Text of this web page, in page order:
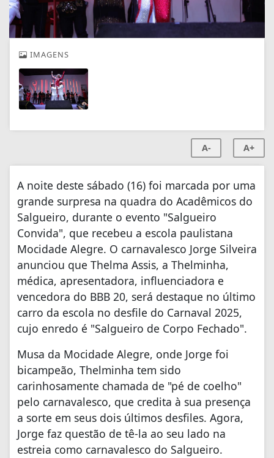
IMAGENS
A- A+
A noite deste sábado (16) foi marcada por uma
grande surpresa na quadra do Acadêmicos do
Salgueiro, durante o evento "Salgueiro
Convida", que recebeu a escola paulistana
Mocidade Alegre. O carnavalesco Jorge Silveira
anunciou que Thelma Assis, a Thelminha,
médica, apresentadora, influenciadora e
vencedora do BBB 20, será destaque no último
carro da escola no desfile do Carnaval 2025,
cujo enredo é "Salgueiro de Corpo Fechado".
Musa da Mocidade Alegre, onde Jorge foi
bicampeão, Thelminha tem sido
carinhosamente chamada de "pé de coelho"
pelo carnavalesco, que credita à sua presença
a sorte em seus dois últimos desfiles. Agora,
Jorge faz questão de tê-la ao seu lado na
estreia como carnavalesco do Salgueiro.